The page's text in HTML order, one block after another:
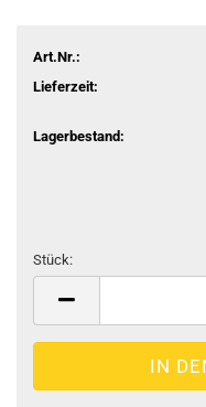
Art.Nr.:
Lieferzeit:
Lagerbestand:
Stück: